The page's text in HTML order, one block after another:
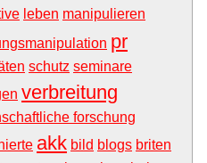
leben manipulieren
pr
schutz seminare
verbreitung
forschung
akk bild blogs briten